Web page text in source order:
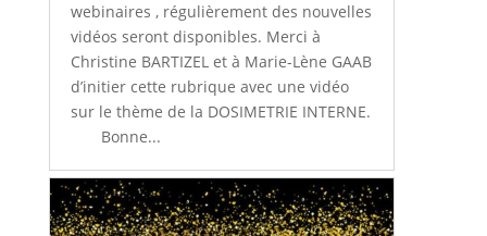
webinaires , régulièrement des nouvelles
vidéos seront disponibles. Merci à
Christine BARTIZEL et à Marie-Lène GAAB
d’initier cette rubrique avec une vidéo
sur le thème de la DOSIMETRIE INTERNE.
Bonne...